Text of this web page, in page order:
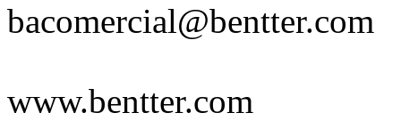
bacomercial@bentter.com
www.bentter.com